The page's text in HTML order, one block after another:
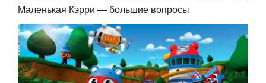
Маленькая Кэрри — большие вопросы